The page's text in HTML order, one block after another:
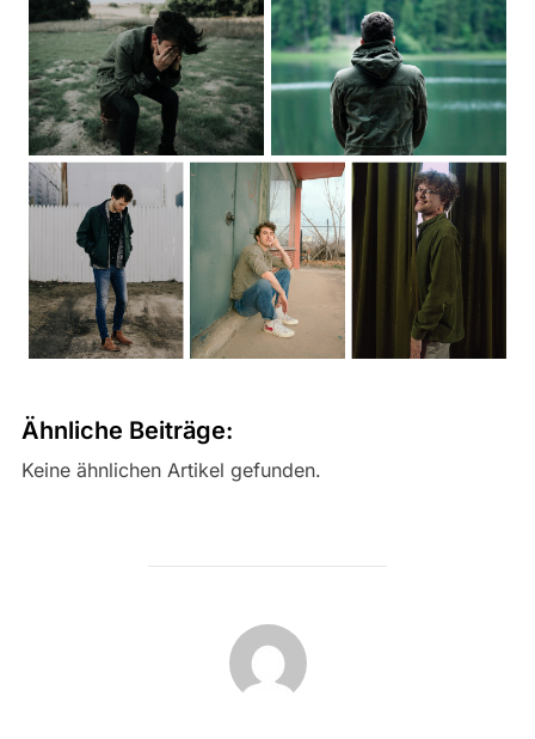
Ähnliche Beiträge:
Keine ähnlichen Artikel gefunden.
BEITRAGSAUTOR